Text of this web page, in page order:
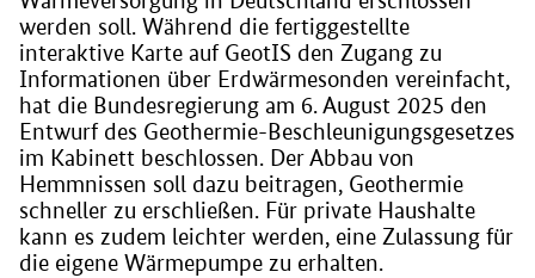
werden soll. Während die fertiggestellte
interaktive Karte auf GeotIS den Zugang zu
Informationen über Erdwärmesonden vereinfacht,
hat die Bundesregierung am 6. August 2025 den
Entwurf des Geothermie-Beschleunigungsgesetzes
im Kabinett beschlossen. Der Abbau von
Hemmnissen soll dazu beitragen, Geothermie
schneller zu erschließen. Für private Haushalte
kann es zudem leichter werden, eine Zulassung für
die eigene Wärmepumpe zu erhalten.